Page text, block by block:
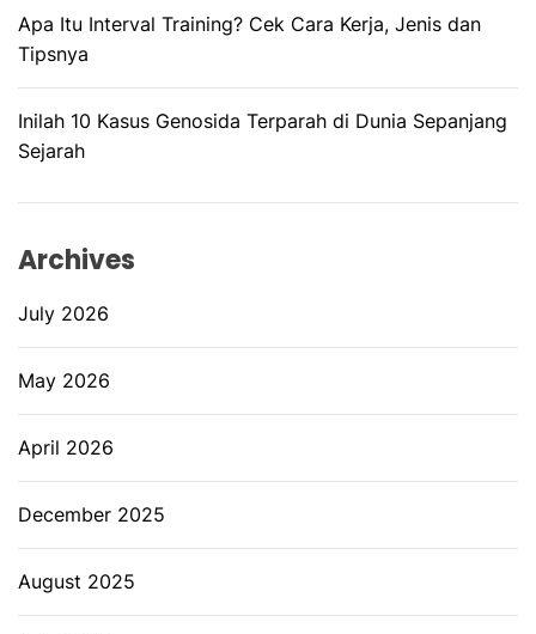
Apa Itu Interval Training? Cek Cara Kerja, Jenis dan
Tipsnya
Inilah 10 Kasus Genosida Terparah di Dunia Sepanjang
Sejarah
Archives
July 2026
May 2026
April 2026
December 2025
August 2025